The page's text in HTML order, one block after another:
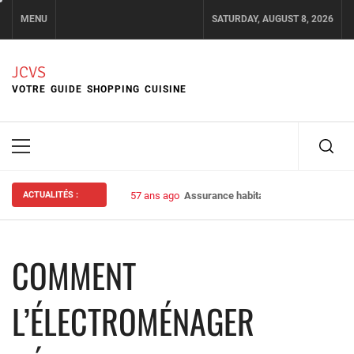
content
MENU SATURDAY, AUGUST 8, 2026
JCVS
VOTRE GUIDE SHOPPING CUISINE
Primary
ACTUALITÉS : 57 ans ago Assurance habitation : bien choisir
COMMENT
L’ÉLECTROMÉNAGER